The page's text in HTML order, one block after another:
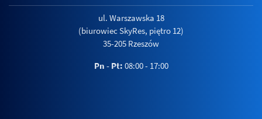
ul. Warszawska 18
(biurowiec SkyRes, piętro 12)
35-205 Rzeszów
Pn - Pt: 08:00 - 17:00